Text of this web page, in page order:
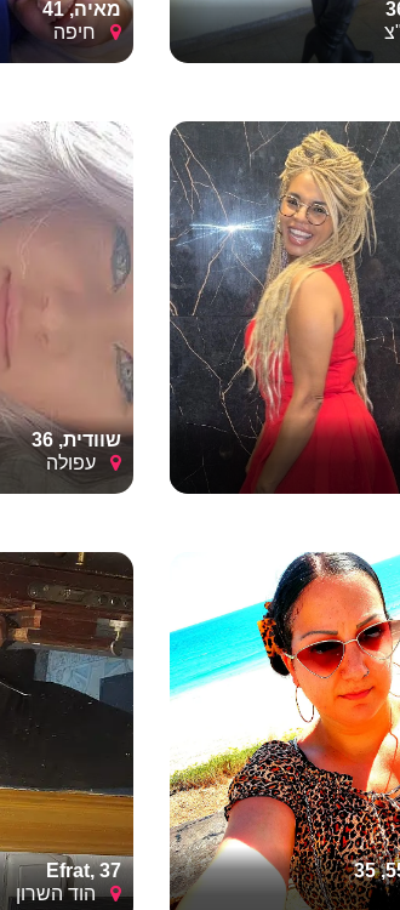
מאיה, 41
חיפה
שוודית, 36
עפולה
Efrat, 37
הוד השרון